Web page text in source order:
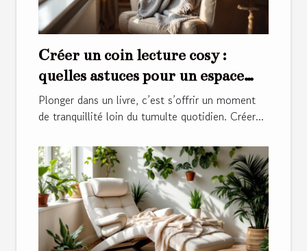
Créer un coin lecture cosy :
quelles astuces pour un espace
apaisant ?
Plonger dans un livre, c’est s’offrir un moment
de tranquillité loin du tumulte quotidien. Créer...